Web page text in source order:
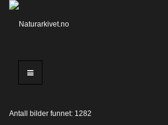
Antall bilder funnet: 1282